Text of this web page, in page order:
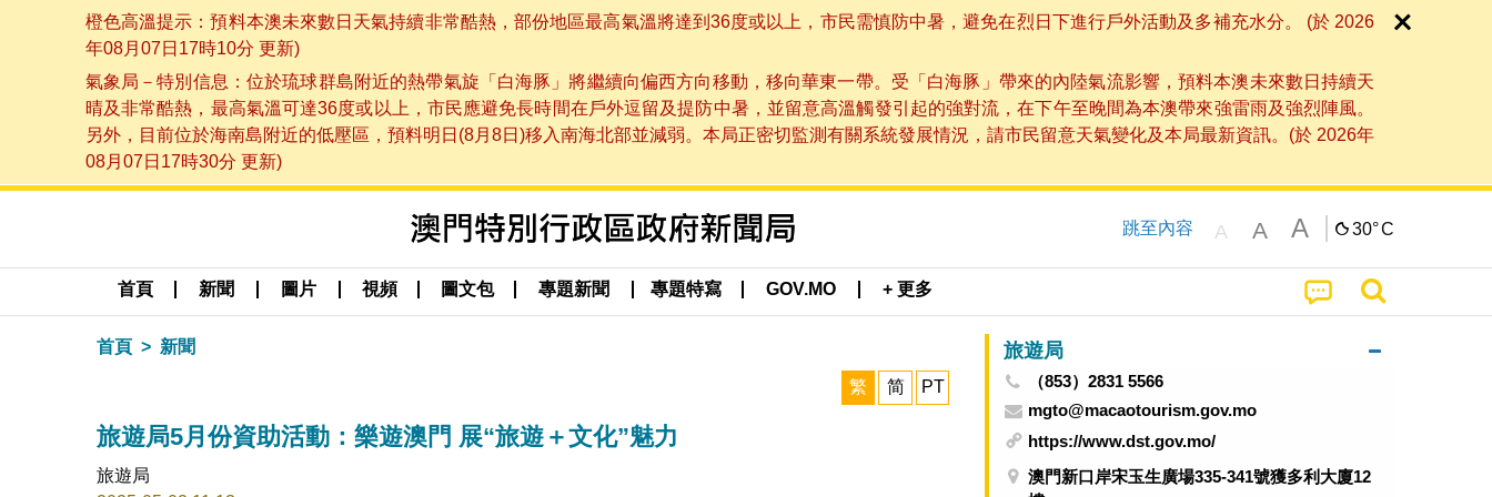
橙色高溫提示：預料本澳未來數日天氣持續非常酷熱，部份地區最高氣溫將達到36度或以上，市民需慎防中暑，避免在烈日下進行戶外活動及多補充水分。 (於 2026
年08月07日17時10分 更新)
氣象局－特別信息：位於琉球群島附近的熱帶氣旋「白海豚」將繼續向偏西方向移動，移向華東一帶。受「白海豚」帶來的內陸氣流影響，預料本澳未來數日持續天
晴及非常酷熱，最高氣溫可達36度或以上，市民應避免長時間在戶外逗留及提防中暑，並留意高溫觸發引起的強對流，在下午至晚間為本澳帶來強雷雨及強烈陣風。
另外，目前位於海南島附近的低壓區，預料明日(8月8日)移入南海北部並減弱。本局正密切監測有關系統發展情況，請市民留意天氣變化及本局最新資訊。(於 2026年
08月07日17時30分 更新)
跳至內容 A A A 30°C
首頁 新聞 圖片 視頻 圖文包 專題新聞 專題特寫 GOV.MO + 更多
首頁 新聞
繁 简 PT
旅遊局5月份資助活動：樂遊澳門 展“旅遊＋文化”魅力
旅遊局
旅遊局
（853）2831 5566
mgto@macaotourism.gov.mo
https://www.dst.gov.mo/
澳門新口岸宋玉生廣場335-341號獲多利大廈12